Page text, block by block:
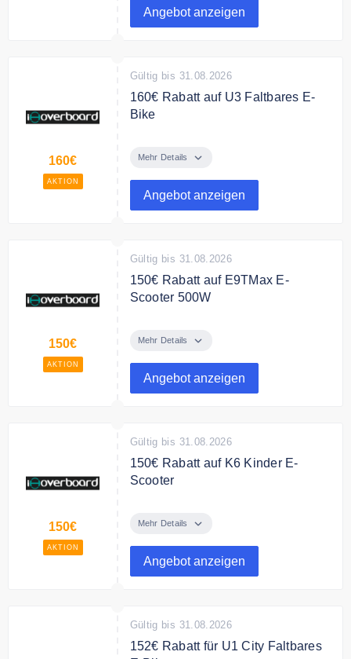
km Reichweite, jetzt für 859€
Angebot anzeigen
160€
AKTION
Gültig bis 31.08.2026
160€ Rabatt auf U3 Faltbares E-
Bike
ein U3 250W Falt-E-Bike
Mehr Details
Angebot anzeigen
150€
AKTION
Gültig bis 31.08.2026
150€ Rabatt auf E9TMax E-
Scooter 500W
500W
Mehr Details
Angebot anzeigen
150€
AKTION
Gültig bis 31.08.2026
150€ Rabatt auf K6 Kinder E-
Scooter
Scooter
Mehr Details
Angebot anzeigen
Gültig bis 31.08.2026
152€ Rabatt für U1 City Faltbares